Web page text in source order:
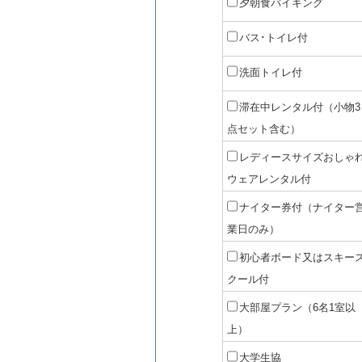
夕朝食バイキング
バス･トイレ付
洗面トイレ付
滞在中レンタル付（小物3
点セット含む）
レディースサイズおしゃ
ウェアレンタル付
ナイター券付（ナイター
業日のみ）
初心者ボード又はスキー
クール付
大部屋プラン（6名1室以
上）
大学生協